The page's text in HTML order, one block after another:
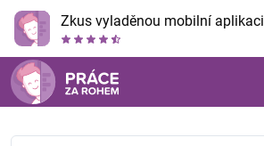
Zkus vyladěnou mobilní aplikaci